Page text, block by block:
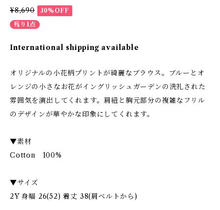
¥8,690
30%OFF
残り1点
International shipping available
オリジナルの小花柄プリントが綺麗なブラウス。ブルーとオ
レンジの小さなお花がイングリッシュガーデンの洗礼された
雰囲気を演出してくれます。肩紐と胸元部分の複雑なフリル
のデザインが華やかな印象にしてくれます。
▼素材
Cotton 100%
▼サイズ
2Y 身幅 26(52) 着丈 38(肩ベルトから)